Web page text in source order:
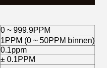
0 ~ 999.9PPM
1PPM (0 ~ 50PPM binnen)
0.1ppm
± 0.1PPM